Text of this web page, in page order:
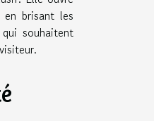
brisant les
souhaitent